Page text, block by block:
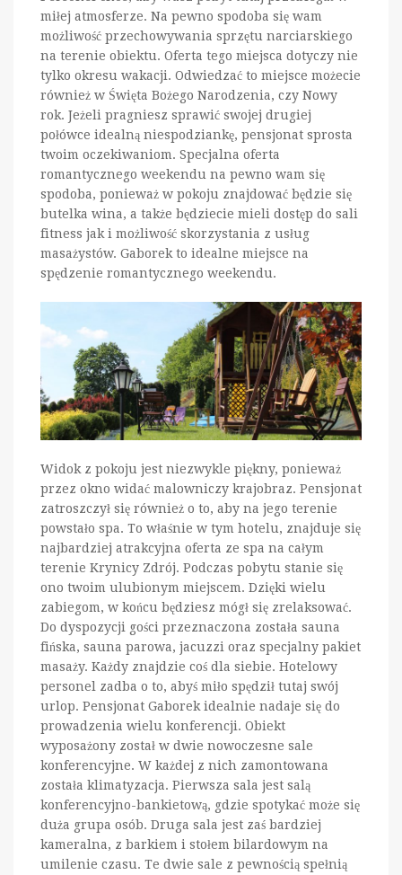
miłej atmosferze. Na pewno spodoba się wam
możliwość przechowywania sprzętu narciarskiego
na terenie obiektu. Oferta tego miejsca dotyczy nie
tylko okresu wakacji. Odwiedzać to miejsce możecie
również w Święta Bożego Narodzenia, czy Nowy
rok. Jeżeli pragniesz sprawić swojej drugiej
połówce idealną niespodziankę, pensjonat sprosta
twoim oczekiwaniom. Specjalna oferta
romantycznego weekendu na pewno wam się
spodoba, ponieważ w pokoju znajdować będzie się
butelka wina, a także będziecie mieli dostęp do sali
fitness jak i możliwość skorzystania z usług
masażystów. Gaborek to idealne miejsce na
spędzenie romantycznego weekendu.
Widok z pokoju jest niezwykle piękny, ponieważ
przez okno widać malowniczy krajobraz. Pensjonat
zatroszczył się również o to, aby na jego terenie
powstało spa. To właśnie w tym hotelu, znajduje się
najbardziej atrakcyjna oferta ze spa na całym
terenie Krynicy Zdrój. Podczas pobytu stanie się
ono twoim ulubionym miejscem. Dzięki wielu
zabiegom, w końcu będziesz mógł się zrelaksować.
Do dyspozycji gości przeznaczona została sauna
fińska, sauna parowa, jacuzzi oraz specjalny pakiet
masaży. Każdy znajdzie coś dla siebie. Hotelowy
personel zadba o to, abyś miło spędził tutaj swój
urlop. Pensjonat Gaborek idealnie nadaje się do
prowadzenia wielu konferencji. Obiekt
wyposażony został w dwie nowoczesne sale
konferencyjne. W każdej z nich zamontowana
została klimatyzacja. Pierwsza sala jest salą
konferencyjno-bankietową, gdzie spotykać może się
duża grupa osób. Druga sala jest zaś bardziej
kameralna, z barkiem i stołem bilardowym na
umilenie czasu. Te dwie sale z pewnością spełnią